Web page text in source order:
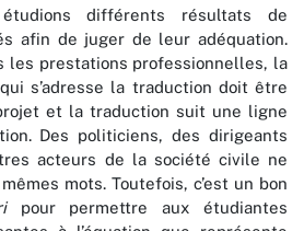
étudions différents résultats de
afin de juger de leur adéquation.
les prestations professionnelles, la
s’adresse la traduction doit être
et la traduction suit une ligne
Des politiciens, des dirigeants
acteurs de la société civile ne
mots. Toutefois, c’est un bon
pour permettre aux étudiantes